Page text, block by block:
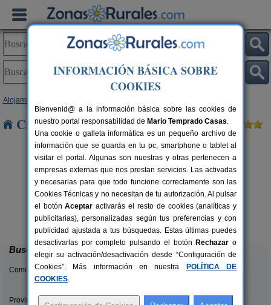
Alojamientos
Casas Rurales cerca de Can Roca
10-19+5 pers.
desde33 €
Cal Ponç de Belians
Vallcebre (Barcelona)
Buscar
Comunidades:
Provincias/Islas:
INFORMACIÓN BÁSICA SOBRE
COOKIES
Bienvenid@ a la información básica sobre las cookies de
nuestro portal responsabilidad de Mario Temprado Casas.
Una cookie o galleta informática es un pequeño archivo de
información que se guarda en tu pc, smartphone o tablet al
visitar el portal. Algunas son nuestras y otras pertenecen a
empresas externas que nos prestan servicios. Las activadas
y necesarias para que todo funcione correctamente son las
Cookies Técnicas y no necesitan de tu autorización. Al pulsar
el botónAceptar activarás el resto de cookies (analíticas y
publicitarias), personalizadas según tus preferencias y con
publicidad ajustada a tus búsquedas. Estas últimas puedes
desactivarlas por completo pulsando el botón Rechazar o
elegir su activación/desactivación desde “Configuración de
Cookies”. Más información en nuestra
POLÍTICA DE
COOKIES.